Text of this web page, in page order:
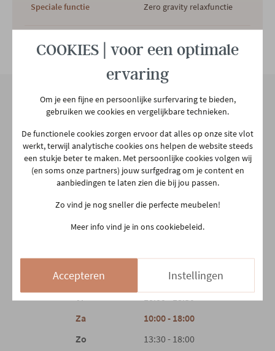
Bekijk alle specificiaties
Speciale functie Zero gravity relaxfunctie
Relaxfunctie Elektrisch
Kabel
Hoofdkleur Ecru
Hoofdmateriaal Stof
Materiaal zit Stof
Manueel
Onze winkel
Aarschotsesteenweg 151
2500 Lier
03 480 42 26
info@gerowonen.be
Ma
10:00 - 18:30
Woe
Do
Gesloten
Vr
10:00 - 18:30
Za
10:00 - 18:00
Zo
13:30 - 18:00
COOKIES | voor een optimale
ervaring
Om je een fijne en persoonlijke surfervaring te bieden,
gebruiken we cookies en vergelijkbare technieken.
De functionele cookies zorgen ervoor dat alles op onze site vlot
werkt, terwijl analytische cookies ons helpen de website steeds
een stukje beter te maken. Met persoonlijke cookies volgen wij
(en soms onze partners) jouw surfgedrag om je content en
aanbiedingen te laten zien die bij jou passen.
Zo vind je nog sneller die perfecte meubelen!
Meer info vind je in ons cookiebeleid.
Accepteren Instellingen